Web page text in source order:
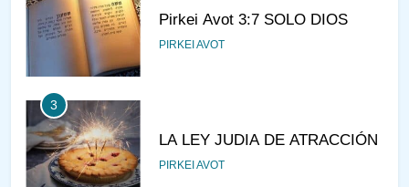
Pirkei Avot 3:7 SOLO DIOS
PIRKEI AVOT
3
LA LEY JUDIA DE ATRACCIÓN
PIRKEI AVOT